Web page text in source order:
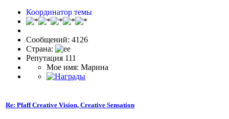
Координатор темы
Сообщений: 4126
Страна:
Репутация 111
Мое имя: Марина
Re: Pfaff Creative Vision, Creative Sensation